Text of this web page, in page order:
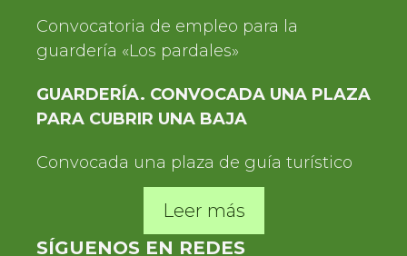
Convocatoria de empleo para la
guardería «Los pardales»
GUARDERÍA. CONVOCADA UNA PLAZA
PARA CUBRIR UNA BAJA
Convocada una plaza de guía turístico
Leer más
SÍGUENOS EN REDES